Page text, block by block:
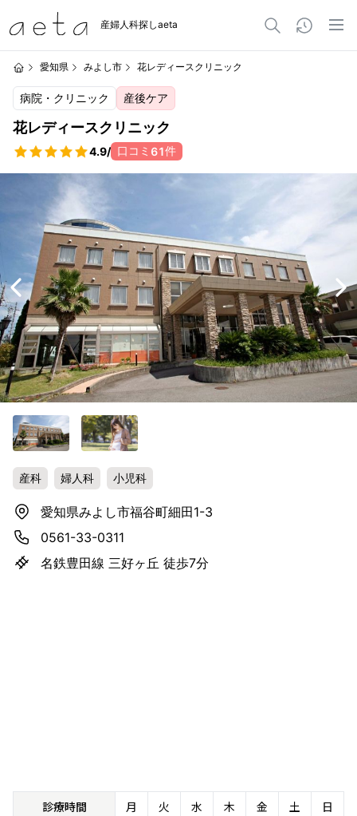
産婦人科探しaeta
愛知県 みよし市 花レディースクリニック
病院・クリニック 産後ケア
花レディースクリニック
4.9/ 口コミ 61件
産科 婦人科 小児科
愛知県みよし市福谷町細田1-3
0561-33-0311
名鉄豊田線 三好ヶ丘 徒歩7分
診療時間 月 火 水 木 金 土
日